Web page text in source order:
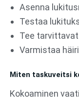
Asenna
Testaa
Tee
Varmistaa
Miten taskuveitsi
Kokoaminen